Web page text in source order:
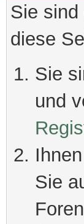
Sie sind
diese
Sie
und
Sie